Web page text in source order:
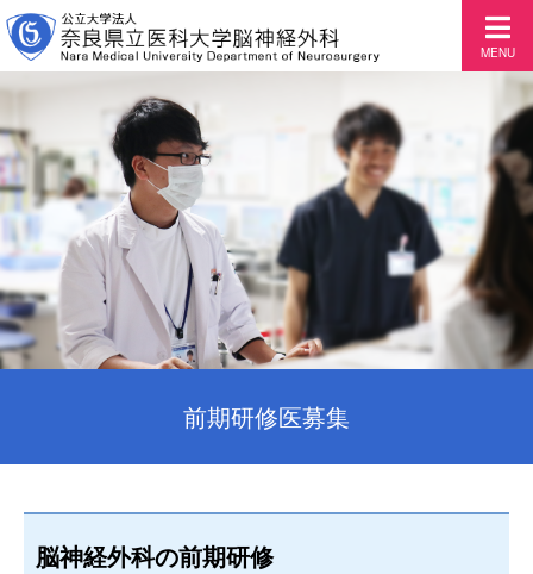
MENU
前期研修医募集
脳神経外科の前期研修